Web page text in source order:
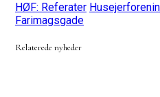
HØF: Referater
Farimagsgade
Relaterede nyheder